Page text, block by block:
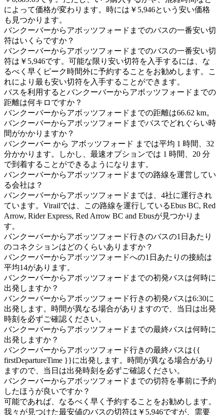
によって価格が変わります。時には￥5,946という安い価格
も見つかります。
バンクーバーからアボッツフォードまでのバスの一番安い切
符はいくらですか？
バンクーバーからアボッツフォードまでのバスの一番安い切
符は￥5,946です。可能な限り安い切符を入手するには、な
るべく早くピーク時間外に予約することをお勧めします。こ
れにより最も安い切符を入手することができます。
バスを利用するとバンクーバーからアボッツフォードまでの
距離は何キロですか？
バンクーバーからアボッツフォードまでの距離は66.62 km。
バンクーバーからアボッツフォードまでバスでどれぐらい時
間がかかりますか？
バンクーバー から アボッツフォード までは平均 1 時間、32
分かかります。しかし、最速オプションでは 1 時間、20 分
で到着することができるようになります。
バンクーバーからアボッツフォードまでの路線を運営してい
る会社は？
バンクーバーからアボッツフォードまでは、4社に運行され
ています。Virailでは、この路線を運行しているEbus BC, Red
Arrow, Rider Express, Red Arrow BC and Ebusが見つかりま
す。
バンクーバーからアボッツフォード行きのバスの1日あたり
のコネクションはどのくらいありますか？
バンクーバーからアボッツフォードへの1日あたりの接続は
平均14があります。
バンクーバーからアボッツフォードまでの初発バスは何時に
出発しますか？
バンクーバーからアボッツフォード行きの初発バスは6:30に
出発します。時間が異なる場合がありますので、当日は出発
時刻を必ずご確認ください。
バンクーバーからアボッツフォードまでの最終バスは何時に
出発しますか？
バンクーバーからアボッツフォード行きの最終バスは{{
firstDepartureTime }}に出発します。時間が異なる場合があり
ますので、当日は出発時刻を必ずご確認ください。
バンクーバーからアボッツフォードまでの切符を事前に予約
したほうが良いですか？
可能であれば、なるべく早く予約することをお勧めします。
我々が見つけた最安値のバスの切符は￥5,946ですが、需要